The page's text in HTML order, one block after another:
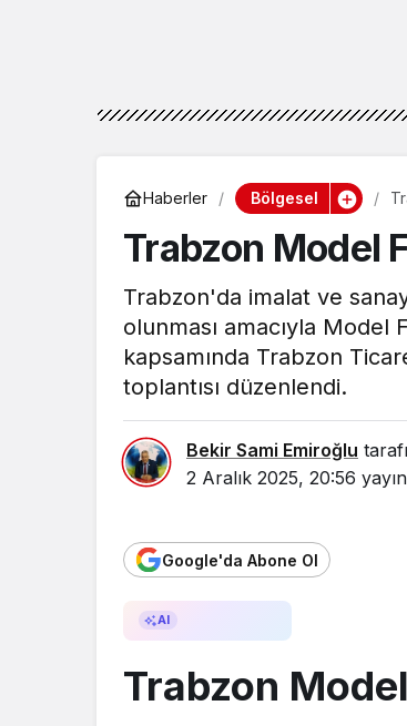
Haberler Bölgesel
Trabzon Model
Trabzon'da imalat ve
olunması amacıyla Model
kapsamında Trabzon
toplantısı düzenlendi.
Bekir Sami Emiroğlu
2 Aralık 2025, 20:56
Google'da Abone Ol
AI
Trabzon